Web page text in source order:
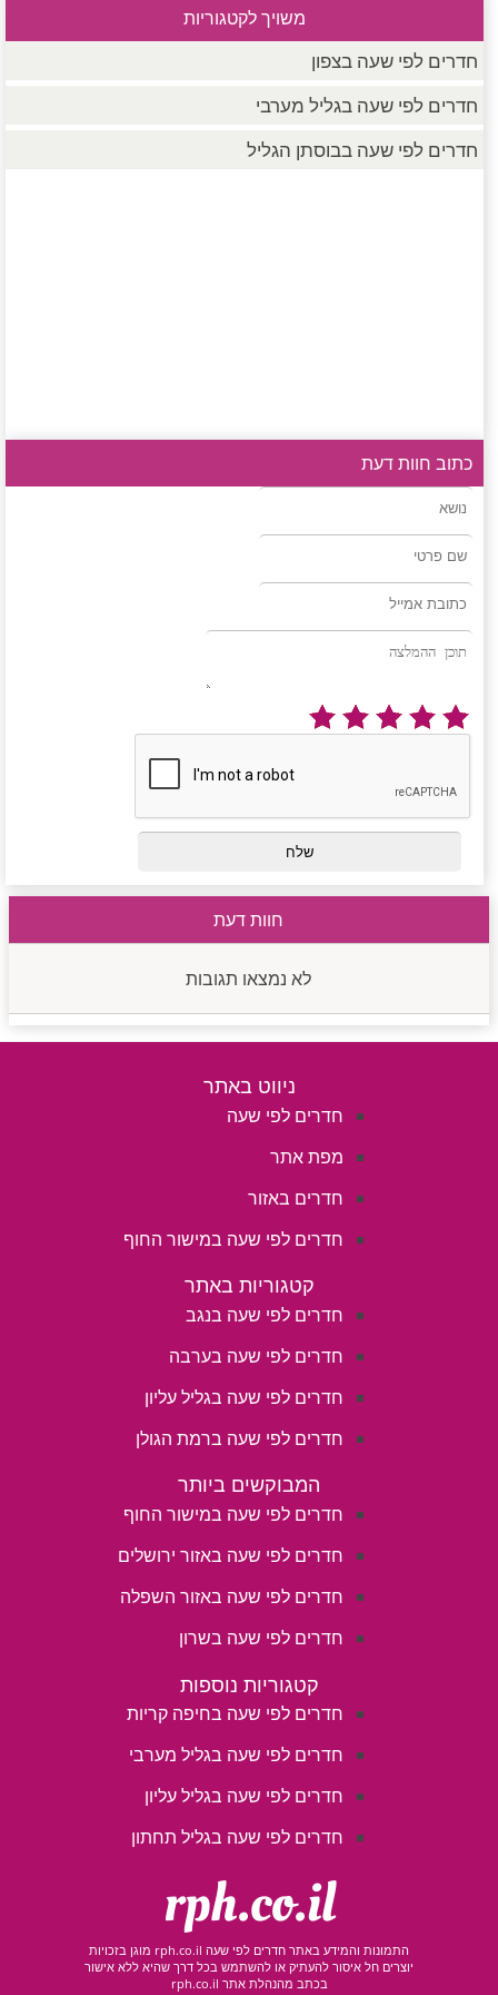
משויך לקטגוריות
חדרים לפי שעה בצפון
חדרים לפי שעה בגליל מערבי
חדרים לפי שעה בבוסתן הגליל
כתוב חוות דעת
חוות דעת
לא נמצאו תגובות
ניווט באתר
חדרים לפי שעה
מפת אתר
חדרים באזור
חדרים לפי שעה במישור החוף
קטגוריות באתר
חדרים לפי שעה בנגב
חדרים לפי שעה בערבה
חדרים לפי שעה בגליל עליון
חדרים לפי שעה ברמת הגולן
המבוקשים ביותר
חדרים לפי שעה במישור החוף
חדרים לפי שעה באזור ירושלים
חדרים לפי שעה באזור השפלה
חדרים לפי שעה בשרון
קטגוריות נוספות
חדרים לפי שעה בחיפה קריות
חדרים לפי שעה בגליל מערבי
חדרים לפי שעה בגליל עליון
חדרים לפי שעה בגליל תחתון
rph.co.il
התמונות והמידע באתר חדרים לפי שעה rph.co.il מוגן בזכויות
יוצרים חל איסור להעתיק או להשתמש בכל דרך שהיא ללא אישור
בכתב מהנהלת אתר rph.co.il